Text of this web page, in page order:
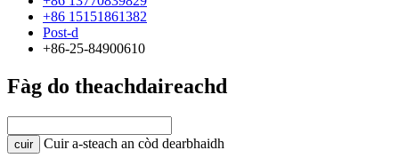
+86 15151861382
Post-d
+86-25-84900610
Fàg do theachdaireachd
cuir Cuir a-steach an còd dearbhaidh